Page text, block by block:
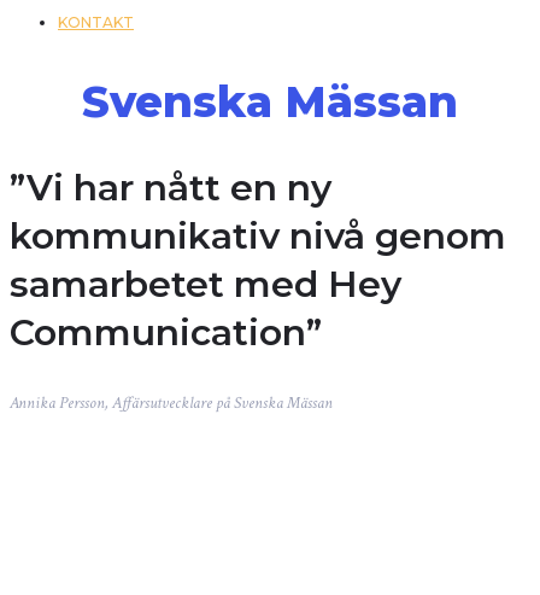
KONTAKT
Svenska Mässan
”Vi har nått en ny
kommunikativ nivå genom
samarbetet med Hey
Communication”
Annika Persson, Affärsutvecklare på Svenska Mässan